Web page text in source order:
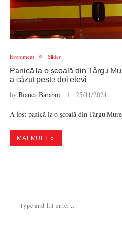
Eveniment Slider
Panică la o școală din Târgu
a căzut peste doi elevi
by Bianca Baraboi 25/11/2024
A fost panică la o școală din Târgu
MAI MULT